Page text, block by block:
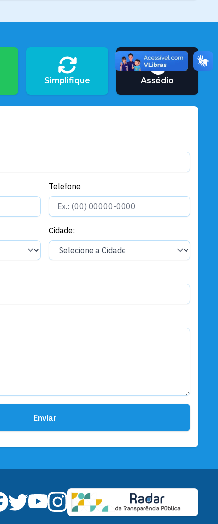
Simplifique Assédio
Telefone
Cidade:
Enviar